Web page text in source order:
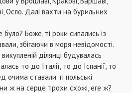
Осло. Далі вахти на бурильних
Боже, ті роки сипались із
збігаючи в моря невідомості.
ділянці будувалась
то до Італії, то до Іспанії, то
ставали ті польські
ж на серце трохи схожі, еге ж?